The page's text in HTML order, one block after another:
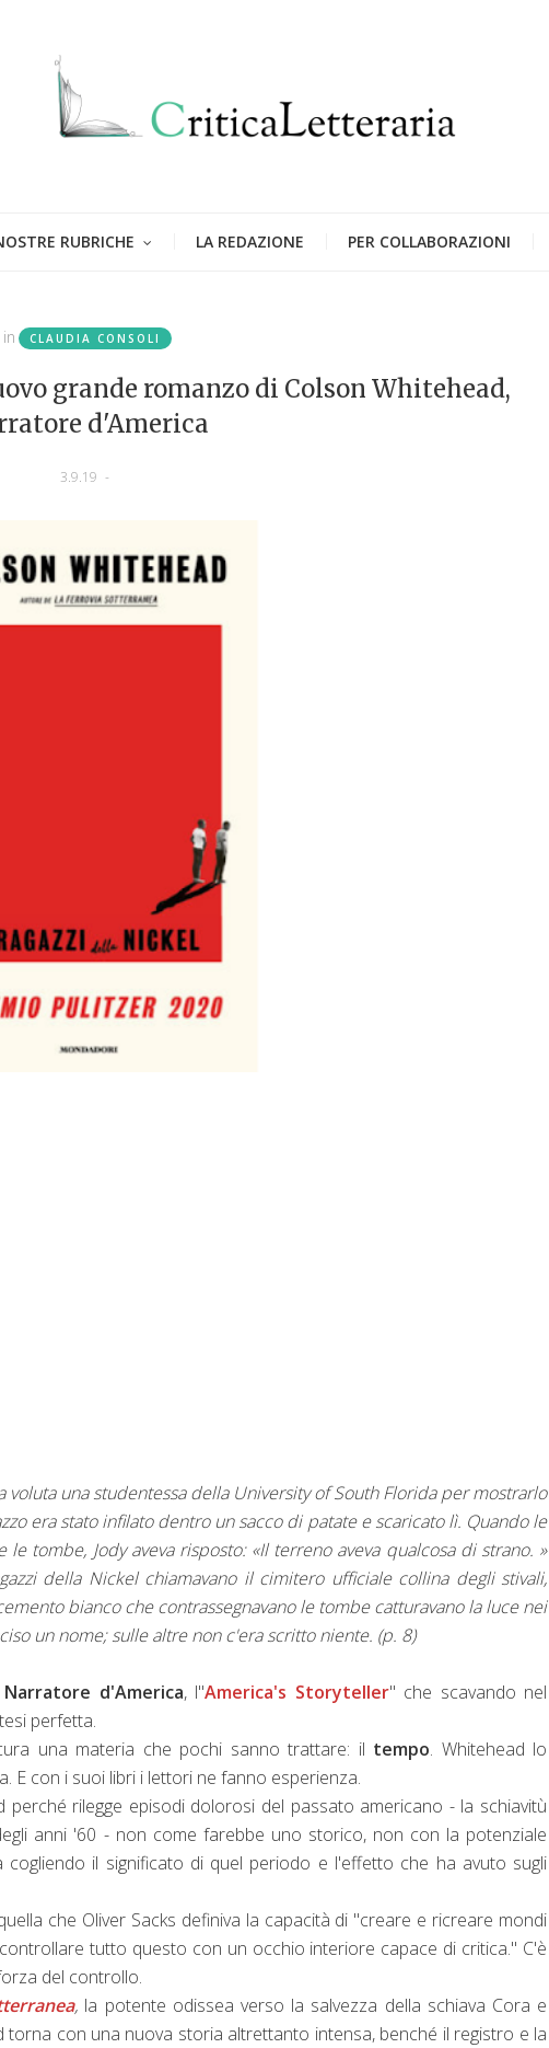
RUBRICHE LA REDAZIONE PER COLLABORAZIONI
in CLAUDIA CONSOLI
grande romanzo di Colson Whitehead,
d'America
3.9.19 -
una studentessa della University of South Florida per mostrarlo
era stato infilato dentro un sacco di patate e scaricato lì. Quando le
tombe, Jody aveva risposto: «Il terreno aveva qualcosa di strano. »
della Nickel chiamavano il cimitero ufficiale collina degli stivali,
bianco che contrassegnavano le tombe catturavano la luce nei
un nome; sulle altre non c'era scritto niente. (p. 8)
Narratore d'America, l"America's Storyteller" che scavando nel
perfetta.
una materia che pochi sanno trattare: il tempo. Whitehead lo
E con i suoi libri i lettori ne fanno esperienza.
rilegge episodi dolorosi del passato americano - la schiavitù
anni '60 - non come farebbe uno storico, non con la potenziale
il significato di quel periodo e l'effetto che ha avuto sugli
che Oliver Sacks definiva la capacità di "creare e ricreare mondi
tutto questo con un occhio interiore capace di critica." C'è
del controllo.
, la potente odissea verso la salvezza della schiava Cora e
torna con una nuova storia altrettanto intensa, benché il registro e la